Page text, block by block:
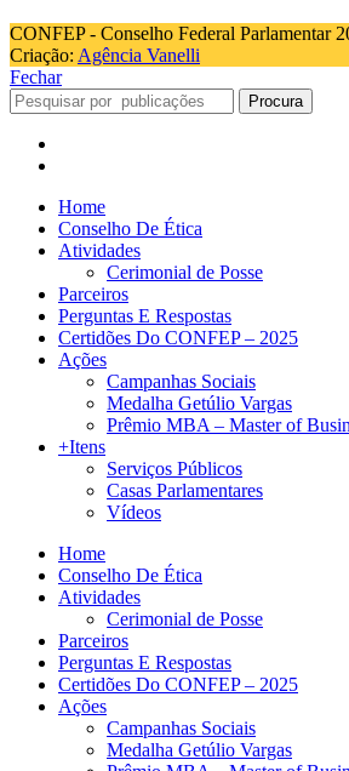
CONFEP - Conselho Federal Parlamentar
Criação: Agência Vanelli
Fechar
Procura
Home
Conselho De Ética
Atividades
Cerimonial de Posse
Parceiros
Perguntas E Respostas
Certidões Do CONFEP – 2025
Ações
Campanhas Sociais
Medalha Getúlio Vargas
Prêmio MBA – Master of
+Itens
Serviços Públicos
Casas Parlamentares
Vídeos
Home
Conselho De Ética
Atividades
Cerimonial de Posse
Parceiros
Perguntas E Respostas
Certidões Do CONFEP – 2025
Ações
Campanhas Sociais
Medalha Getúlio Vargas